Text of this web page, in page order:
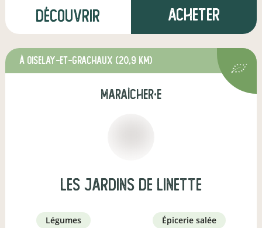
Découvrir Acheter
à Oiselay-et-Grachaux (20,9 km)
maraîcher·e
Les jardins de Linette
légumes épicerie salée